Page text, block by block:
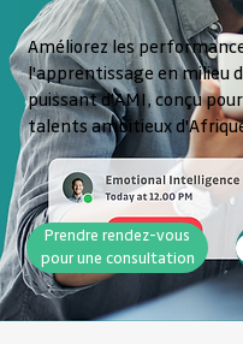
Améliorez les
l'apprentissage en milieu
puissant d'AMI, conçu
talents ambitieux
Prendre rendez-vous
pour une consultation